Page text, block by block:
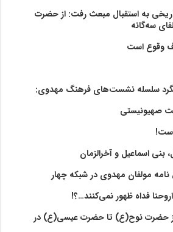
به استقبال مبعث رفت: از حضرت
سه‌گانه
وقوع است
سلسله نشست‌های فرهنگ مهدوی:‌
صهیونیستی
اسماعیل و آخرالزمان
نامه مولفان مهدوی در شبکه چهار
فداه ظهور نمی‌کنند…؟!
از حضرت نوح(ع) تا حضرت عیسی(ع) در